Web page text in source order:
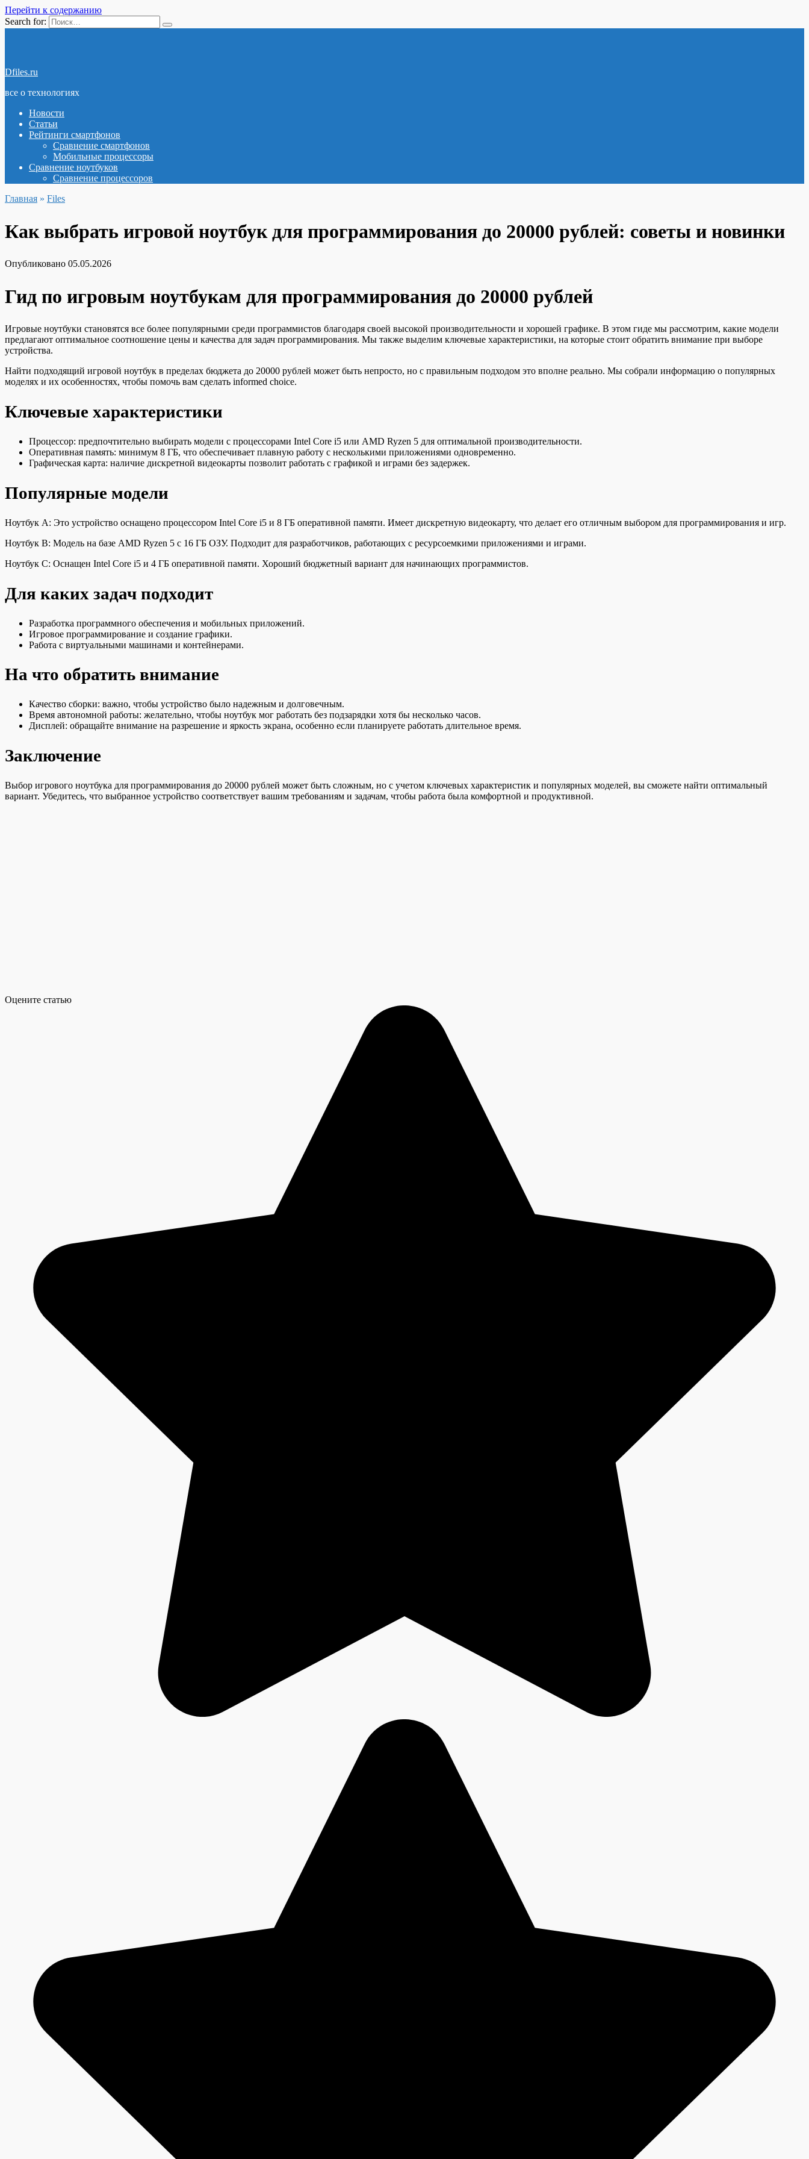
Перейти к содержанию
Search for:
Dfiles.ru
все о технологиях
Новости
Статьи
Рейтинги смартфонов
Сравнение смартфонов
Мобильные процессоры
Сравнение ноутбуков
Сравнение процессоров
Главная » Files
Как выбрать игровой ноутбук для программирования до 20000 рублей: советы и новинки
Опубликовано 05.05.2026
Гид по игровым ноутбукам для программирования до 20000 рублей
Игровые ноутбуки становятся все более популярными среди программистов благодаря своей высокой производительности и хорошей графике. В этом гиде мы рассмотрим, какие модели
предлагают оптимальное соотношение цены и качества для задач программирования. Мы также выделим ключевые характеристики, на которые стоит обратить внимание при выборе
устройства.
Найти подходящий игровой ноутбук в пределах бюджета до 20000 рублей может быть непросто, но с правильным подходом это вполне реально. Мы собрали информацию о популярных
моделях и их особенностях, чтобы помочь вам сделать informed choice.
Ключевые характеристики
Процессор: предпочтительно выбирать модели с процессорами Intel Core i5 или AMD Ryzen 5 для оптимальной производительности.
Оперативная память: минимум 8 ГБ, что обеспечивает плавную работу с несколькими приложениями одновременно.
Графическая карта: наличие дискретной видеокарты позволит работать с графикой и играми без задержек.
Популярные модели
Ноутбук A: Это устройство оснащено процессором Intel Core i5 и 8 ГБ оперативной памяти. Имеет дискретную видеокарту, что делает его отличным выбором для программирования и игр.
Ноутбук B: Модель на базе AMD Ryzen 5 с 16 ГБ ОЗУ. Подходит для разработчиков, работающих с ресурсоемкими приложениями и играми.
Ноутбук C: Оснащен Intel Core i5 и 4 ГБ оперативной памяти. Хороший бюджетный вариант для начинающих программистов.
Для каких задач подходит
Разработка программного обеспечения и мобильных приложений.
Игровое программирование и создание графики.
Работа с виртуальными машинами и контейнерами.
На что обратить внимание
Качество сборки: важно, чтобы устройство было надежным и долговечным.
Время автономной работы: желательно, чтобы ноутбук мог работать без подзарядки хотя бы несколько часов.
Дисплей: обращайте внимание на разрешение и яркость экрана, особенно если планируете работать длительное время.
Заключение
Выбор игрового ноутбука для программирования до 20000 рублей может быть сложным, но с учетом ключевых характеристик и популярных моделей, вы сможете найти оптимальный
вариант. Убедитесь, что выбранное устройство соответствует вашим требованиям и задачам, чтобы работа была комфортной и продуктивной.
Оцените статью